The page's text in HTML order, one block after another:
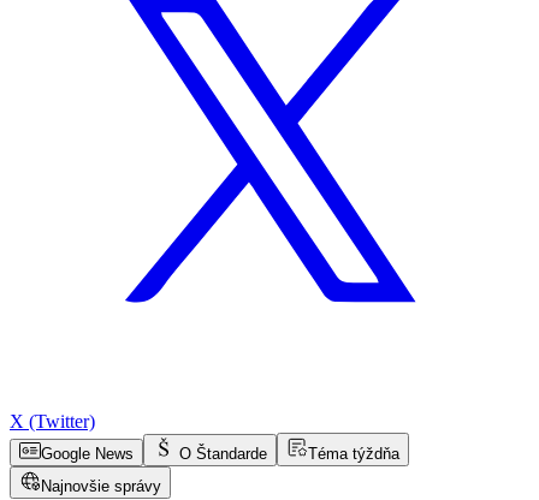
X (Twitter)
Google News O Štandarde
Téma týždňa
Najnovšie správy